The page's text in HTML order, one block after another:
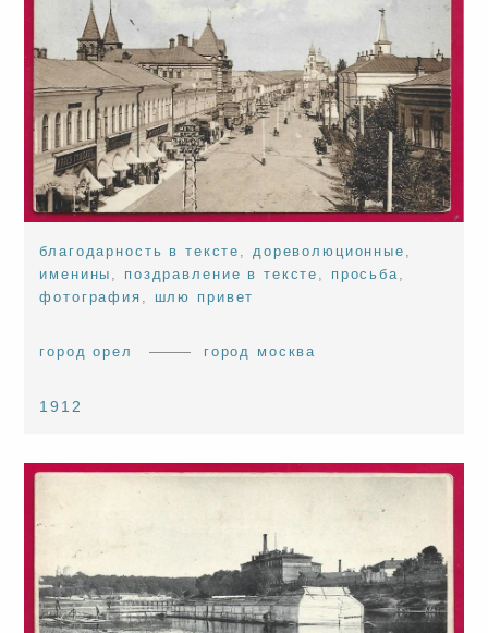
благодарность в тексте дореволюционные
именины
поздравление в тексте просьба
фотография
шлю привет
город орел город москва
1912